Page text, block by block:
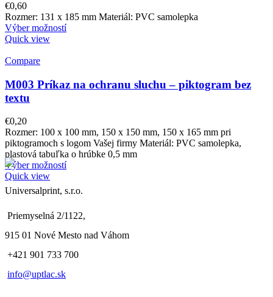
€0,60
Rozmer: 131 x 185 mm Materiál: PVC samolepka
Výber možností
Quick view
Compare
M003 Príkaz na ochranu sluchu – piktogram bez
textu
€0,20
Rozmer: 100 x 100 mm, 150 x 150 mm, 150 x 165 mm pri
piktogramoch s logom Vašej firmy Materiál: PVC samolepka,
plastová tabuľka o hrúbke 0,5 mm
Výber možností
Quick view
Universalprint, s.r.o.
Priemyselná 2/1122,
915 01 Nové Mesto nad Váhom
+421 901 733 700
info@uptlac.sk